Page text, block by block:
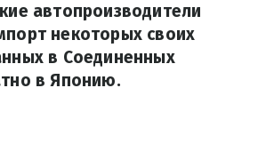
автопроизводители
некоторых своих
в Соединенных
в Японию.